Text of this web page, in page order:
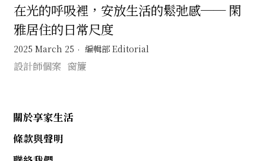
在光的呼吸裡，安放生活的鬆弛感── 閑
雅居住的日常尺度
2025 March 25 編輯部 Editorial
設計師個案 窗簾
關於享家生活
條款與聲明